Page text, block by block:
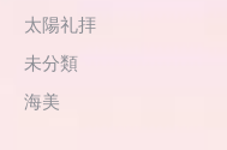
太陽礼拝
未分類
海美